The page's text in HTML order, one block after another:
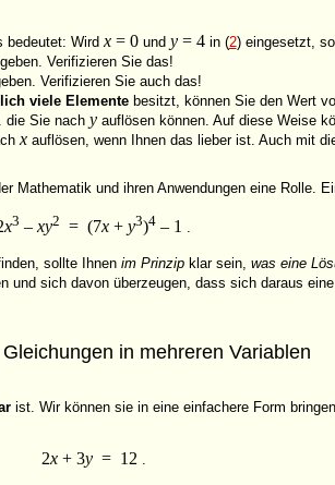
bedeutet: Wirdx= 0und y= 4in (2) eingesetzt,
Verifizieren Sie das!
Verifizieren Sie auch das!
viele Elementebesitzt, können Sie den Wert
die Sie nach yauflösen können. Auf diese Weise
xauflösen, wenn Ihnen das lieber ist. Auch mit
Mathematik und ihren Anwendungen eine Rolle.
x3 – xy2 = (7x + y3)4 – 1 .
sollte Ihnen im Prinzipklar sein, was eine
und sich davon überzeugen, dass sich daraus
in mehreren Variablen
ist. Wir können sie in eine einfachere Form
2x+ 3y= 12 .